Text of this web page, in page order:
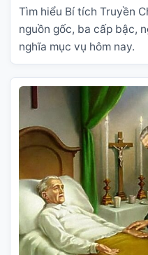
Tìm hiểu Bí tích Truyền
nguồn gốc, ba cấp bậc,
nghĩa mục vụ hôm nay.